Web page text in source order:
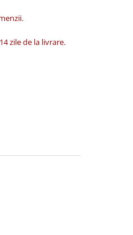
zile de la livrare.